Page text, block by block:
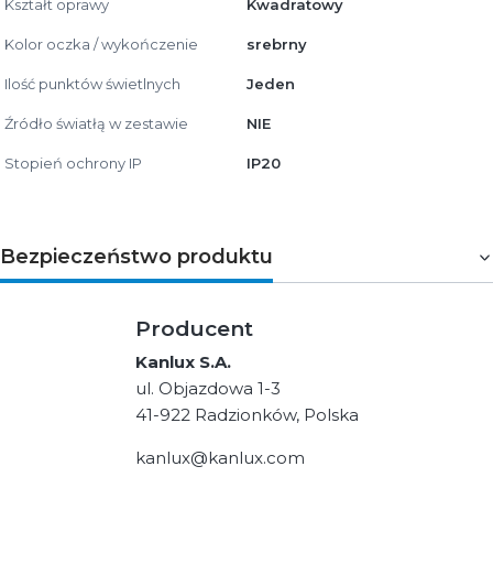
Kształt oprawy Kwadratowy
Kolor oczka / wykończenie srebrny
Ilość punktów świetlnych Jeden
Źródło światłą w zestawie NIE
Stopień ochrony IP IP20
Bezpieczeństwo produktu
Producent
Kanlux S.A.
ul. Objazdowa 1-3
41-922 Radzionków, Polska
kanlux@kanlux.com